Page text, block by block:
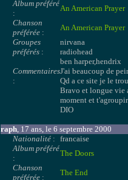
Album préféré
:
An American Prayer
Chanson
préférée :
An American Prayer
Groupes
préférés :
nirvana
radiohead
ben harper,hendrix
Commentaires
:
J'ai beaucoup de
Qd a ce site je le
Bravo et longue vie
moment et
DIO
raph, 17 ans, le 6 septembre 2000
Nationalité : francaise
Album préféré
:
The Doors
Chanson
préférée :
The End